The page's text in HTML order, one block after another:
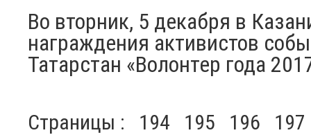
Во вторник, 5 декабря в
награждения активистов
Татарстан «Волонтер года
Страницы : 194 195 196
197